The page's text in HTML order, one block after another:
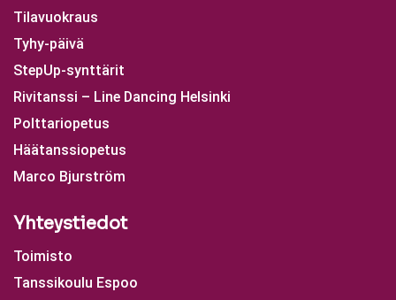
Tilavuokraus
Tyhy-päivä
StepUp-synttärit
Rivitanssi – Line Dancing Helsinki
Polttariopetus
Häätanssiopetus
Marco Bjurström
Yhteystiedot
Toimisto
Tanssikoulu Espoo